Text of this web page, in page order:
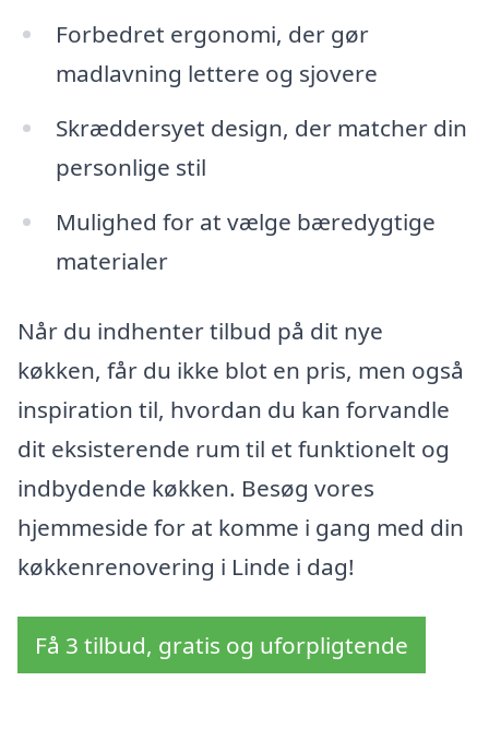
Forbedret ergonomi, der gør
madlavning lettere og sjovere
Skræddersyet design, der matcher din
personlige stil
Mulighed for at vælge bæredygtige
materialer
Når du indhenter tilbud på dit nye
køkken, får du ikke blot en pris, men også
inspiration til, hvordan du kan forvandle
dit eksisterende rum til et funktionelt og
indbydende køkken. Besøg vores
hjemmeside for at komme i gang med din
køkkenrenovering i Linde i dag!
Få 3 tilbud, gratis og uforpligtende